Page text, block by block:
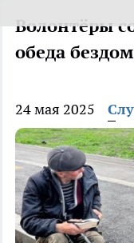
Волонтёры
обеда
24 мая 2025